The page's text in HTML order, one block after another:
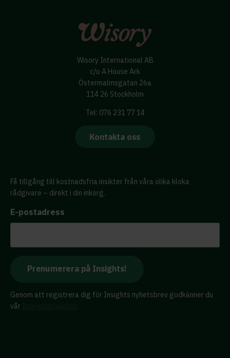
Wisory International AB
c/o A House Ark
Östermalmsgatan 26a
114 26 Stockholm
Tel: 076 231 77 14
Kontakta oss
Få tillgång till kostnadsfria insikter från våra olika kloka
rådgivare – direkt i din inkorg.
E-postadress
Genom att registrera dig för Insights nyhetsbrev godkänner du
vår